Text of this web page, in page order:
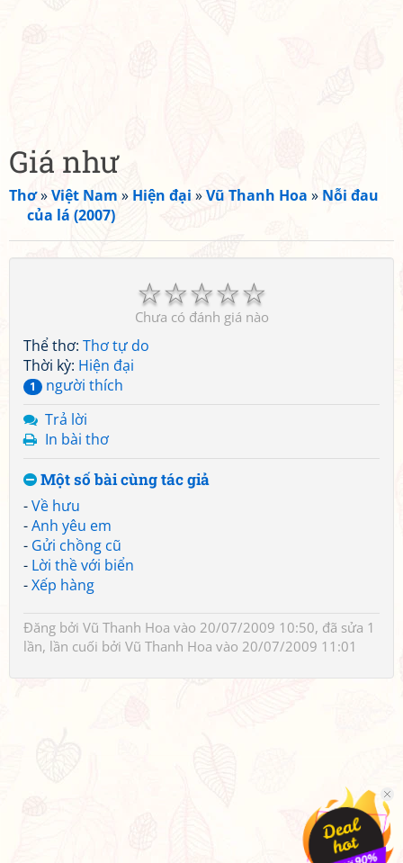
Giá như
Thơ»Việt Nam » Hiện đại »Vũ Thanh Hoa » Nỗi đau
của lá (2007)
☆
☆
☆
☆
☆
Chưa có đánh giá nào
Thể thơ: Thơ tự do
Thời kỳ: Hiện đại
1
người thích
Trả lời
In bài thơ
Một số bài cùng tác giả
-Về hưu
-Anh yêu em
- Gửi chồng cũ
- Lời thề với biển
-Xếp hàng
Đăng bởi Vũ Thanh Hoa vào 20/07/2009 10:50, đã sửa 1
lần, lần cuối bởi Vũ Thanh Hoa vào 20/07/2009 11:01